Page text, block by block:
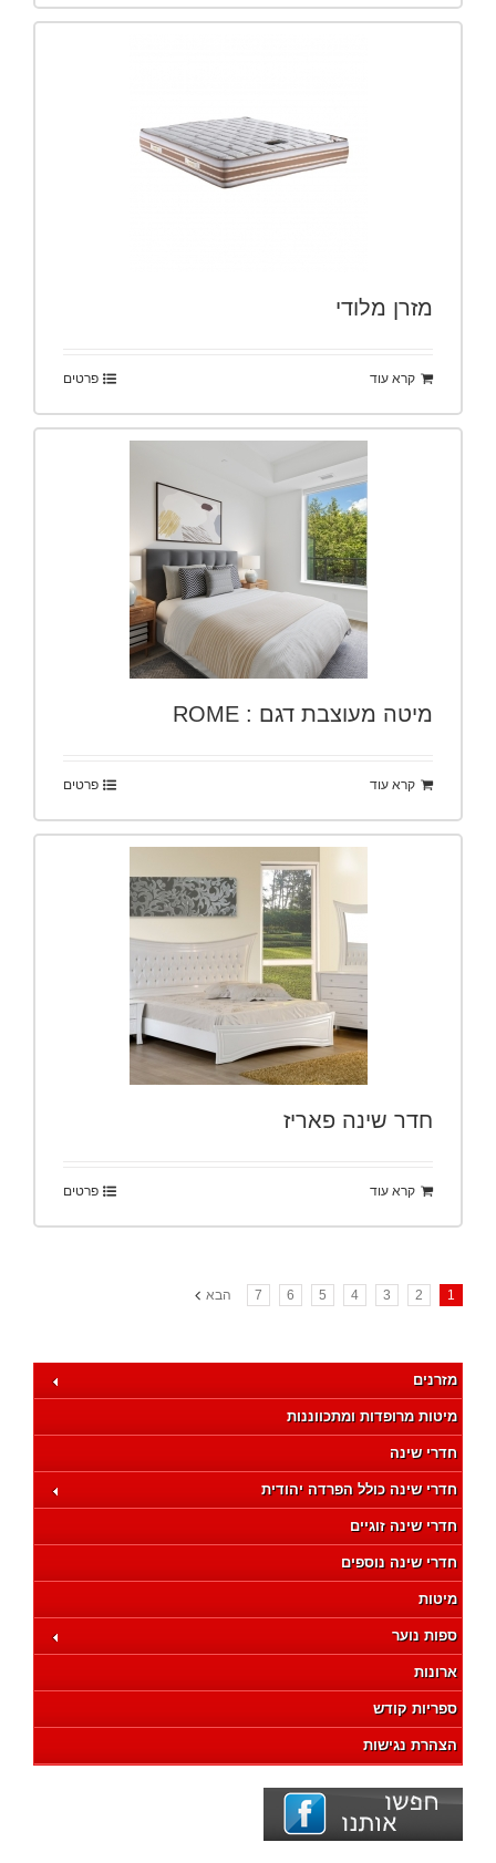
מזרן מלודי
קרא עוד פרטים
מיטה מעוצבת דגם : ROME
קרא עוד פרטים
חדר שינה פאריז
קרא עוד פרטים
1
2
3
4
5
6
7 הבא
מזרנים
מיטות מרופדות ומתכווננות
חדרי שינה
חדרי שינה כולל הפרדה יהודית
חדרי שינה זוגיים
חדרי שינה נוספים
מיטות
ספות נוער
ארונות
ספריות קודש
הצהרת נגישות